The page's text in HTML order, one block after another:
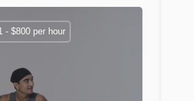
- $800 per hour